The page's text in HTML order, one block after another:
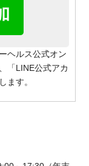
ヘルス公式オン
「LINE公式アカ
ます。